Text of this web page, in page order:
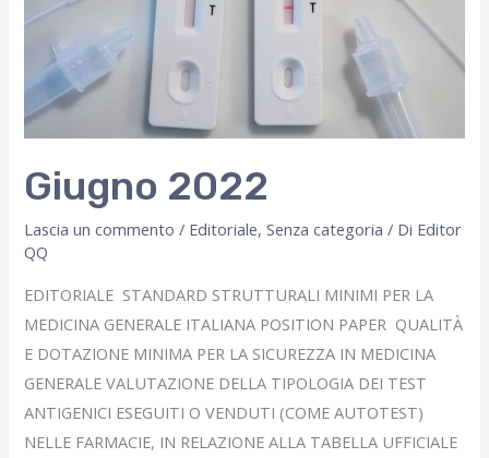
Giugno 2022
Lascia un commento / Editoriale,Senza categoria / Di Editor
QQ
EDITORIALE STANDARD STRUTTURALI MINIMI PER LA
MEDICINA GENERALE ITALIANA POSITION PAPER QUALITÀ
E DOTAZIONE MINIMA PER LA SICUREZZA IN MEDICINA
GENERALE VALUTAZIONE DELLA TIPOLOGIA DEI TEST
ANTIGENICI ESEGUITI O VENDUTI (COME AUTOTEST)
NELLE FARMACIE, IN RELAZIONE ALLA TABELLA UFFICIALE